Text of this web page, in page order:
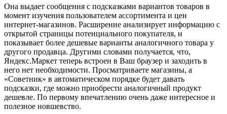
Она выдает сообщения с подсказками вариантов товаров в
момент изучения пользователем ассортимента и цен
интернет-магазинов. Расширение анализирует информацию с
открытой страницы потенциального покупателя, и
показывает более дешевые варианты аналогичного товара у
другого продавца. Другими словами получается, что,
Яндекс.Маркет теперь встроен в Ваш браузер и заходить в
него нет необходимости. Просматриваете магазины, а
«Советник» в автоматическом порядке будет давать
подсказки, где можно приобрести аналогичный продукт
дешевле. По первому впечатлению очень даже интересное и
полезное новшевство.